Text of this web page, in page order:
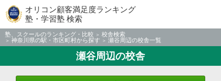
オリコン顧客満足度ランキング
塾・学習塾 検索
塾、スクールのランキング・比較
校舎検索
神奈川県の駅・市区町村から探す
瀬谷周辺の校舎一覧
瀬谷周辺の校舎